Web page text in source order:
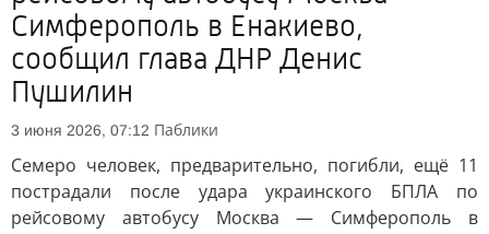
Симферополь в Енакиево,
сообщил глава ДНР Денис
Пушилин
3 июня 2026, 07:12 Паблики
Семеро человек, предварительно, погибли, ещё 11
пострадали после удара украинского БПЛА по
рейсовому автобусу Москва — Симферополь в